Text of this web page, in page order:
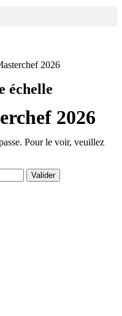
2026
échelle
2026
Pour le voir, veuillez